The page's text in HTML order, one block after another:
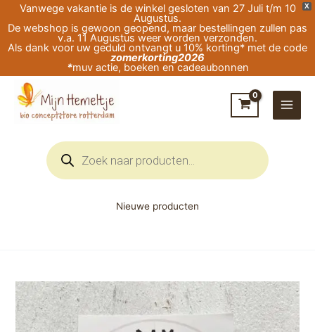
X
Vanwege vakantie is de winkel gesloten van 27 Juli t/m 10
Augustus.
De webshop is gewoon geopend, maar bestellingen zullen pas
v.a. 11 Augustus weer worden verzonden.
Als dank voor uw geduld ontvangt u 10% korting* met de code
zomerkorting2026
*muv actie, boeken en cadeaubonnen
naar
de
Producten
zoeken
Nieuwe producten
Sterrenbeeld
Edelsteen
-